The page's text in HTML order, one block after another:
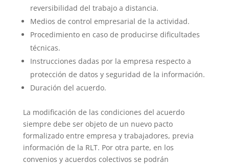
reversibilidad del trabajo a distancia.
Medios de control empresarial de la actividad.
Procedimiento en caso de producirse dificultades
técnicas.
Instrucciones dadas por la empresa respecto a
protección de datos y seguridad de la información.
Duración del acuerdo.
La modificación de las condiciones del acuerdo
siempre debe ser objeto de un nuevo pacto
formalizado entre empresa y trabajadores, previa
información de la RLT. Por otra parte, en los
convenios y acuerdos colectivos se podrán